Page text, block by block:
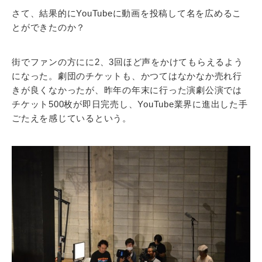
さて、結果的にYouTubeに動画を投稿して名を広めるこ
とができたのか？
街でファンの方にに2、3回ほど声をかけてもらえるよう
になった。劇団のチケットも、かつてはなかなか売れ行
きが良くなかったが、昨年の年末に行った演劇公演では
チケット500枚が即日完売し、YouTube業界に進出した手
ごたえを感じているという。